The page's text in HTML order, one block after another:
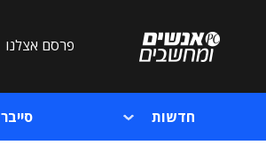
פרסם אצלנו
חדשות סייבר